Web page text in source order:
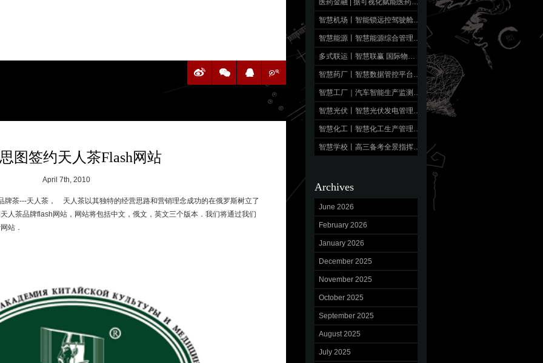
图签约天人茶Flash网站
April 7th, 2010
牌茶---天人茶， 天人茶以其独特的经营思路和营销理念成功的在俄罗斯树立了
人茶品牌flash网站，网站将包括中文，俄文，英文三个版本．我们将通过我们
站．
医药金融 | 据可视化赋能医药金融管理投资决策
智慧机场丨智能锁远控驾驶舱移动端 轻应用，重能力
智慧能源丨智慧能源综合管理平台 数字运维，生命可视
多式联运丨智慧联赢 国际物流监控大屏
智慧药厂丨智慧数据管控平台 全景透视，智药赋能
智慧工厂｜汽车智能生产监测大数据平台 全域感知，品质造车
智慧光伏丨智慧光伏发电管理平台 智驭光能，盈收有“度”
智慧化工丨智慧化工生产管理平台 数字驱动，产效跃升
智慧学校丨高三备考全景指挥中心,“明”校立人，“育”见未来
Archives
June 2026
February 2026
January 2026
December 2025
November 2025
October 2025
September 2025
August 2025
July 2025